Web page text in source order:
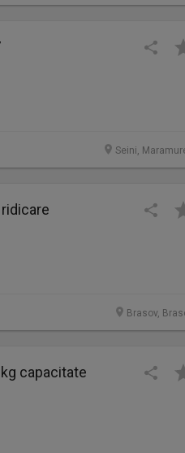
Seini,
Brasov,
capacitate